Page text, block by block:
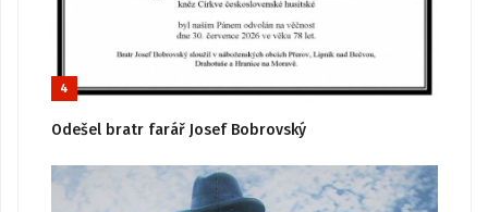
4
Odešel bratr farář Josef Bobrovský